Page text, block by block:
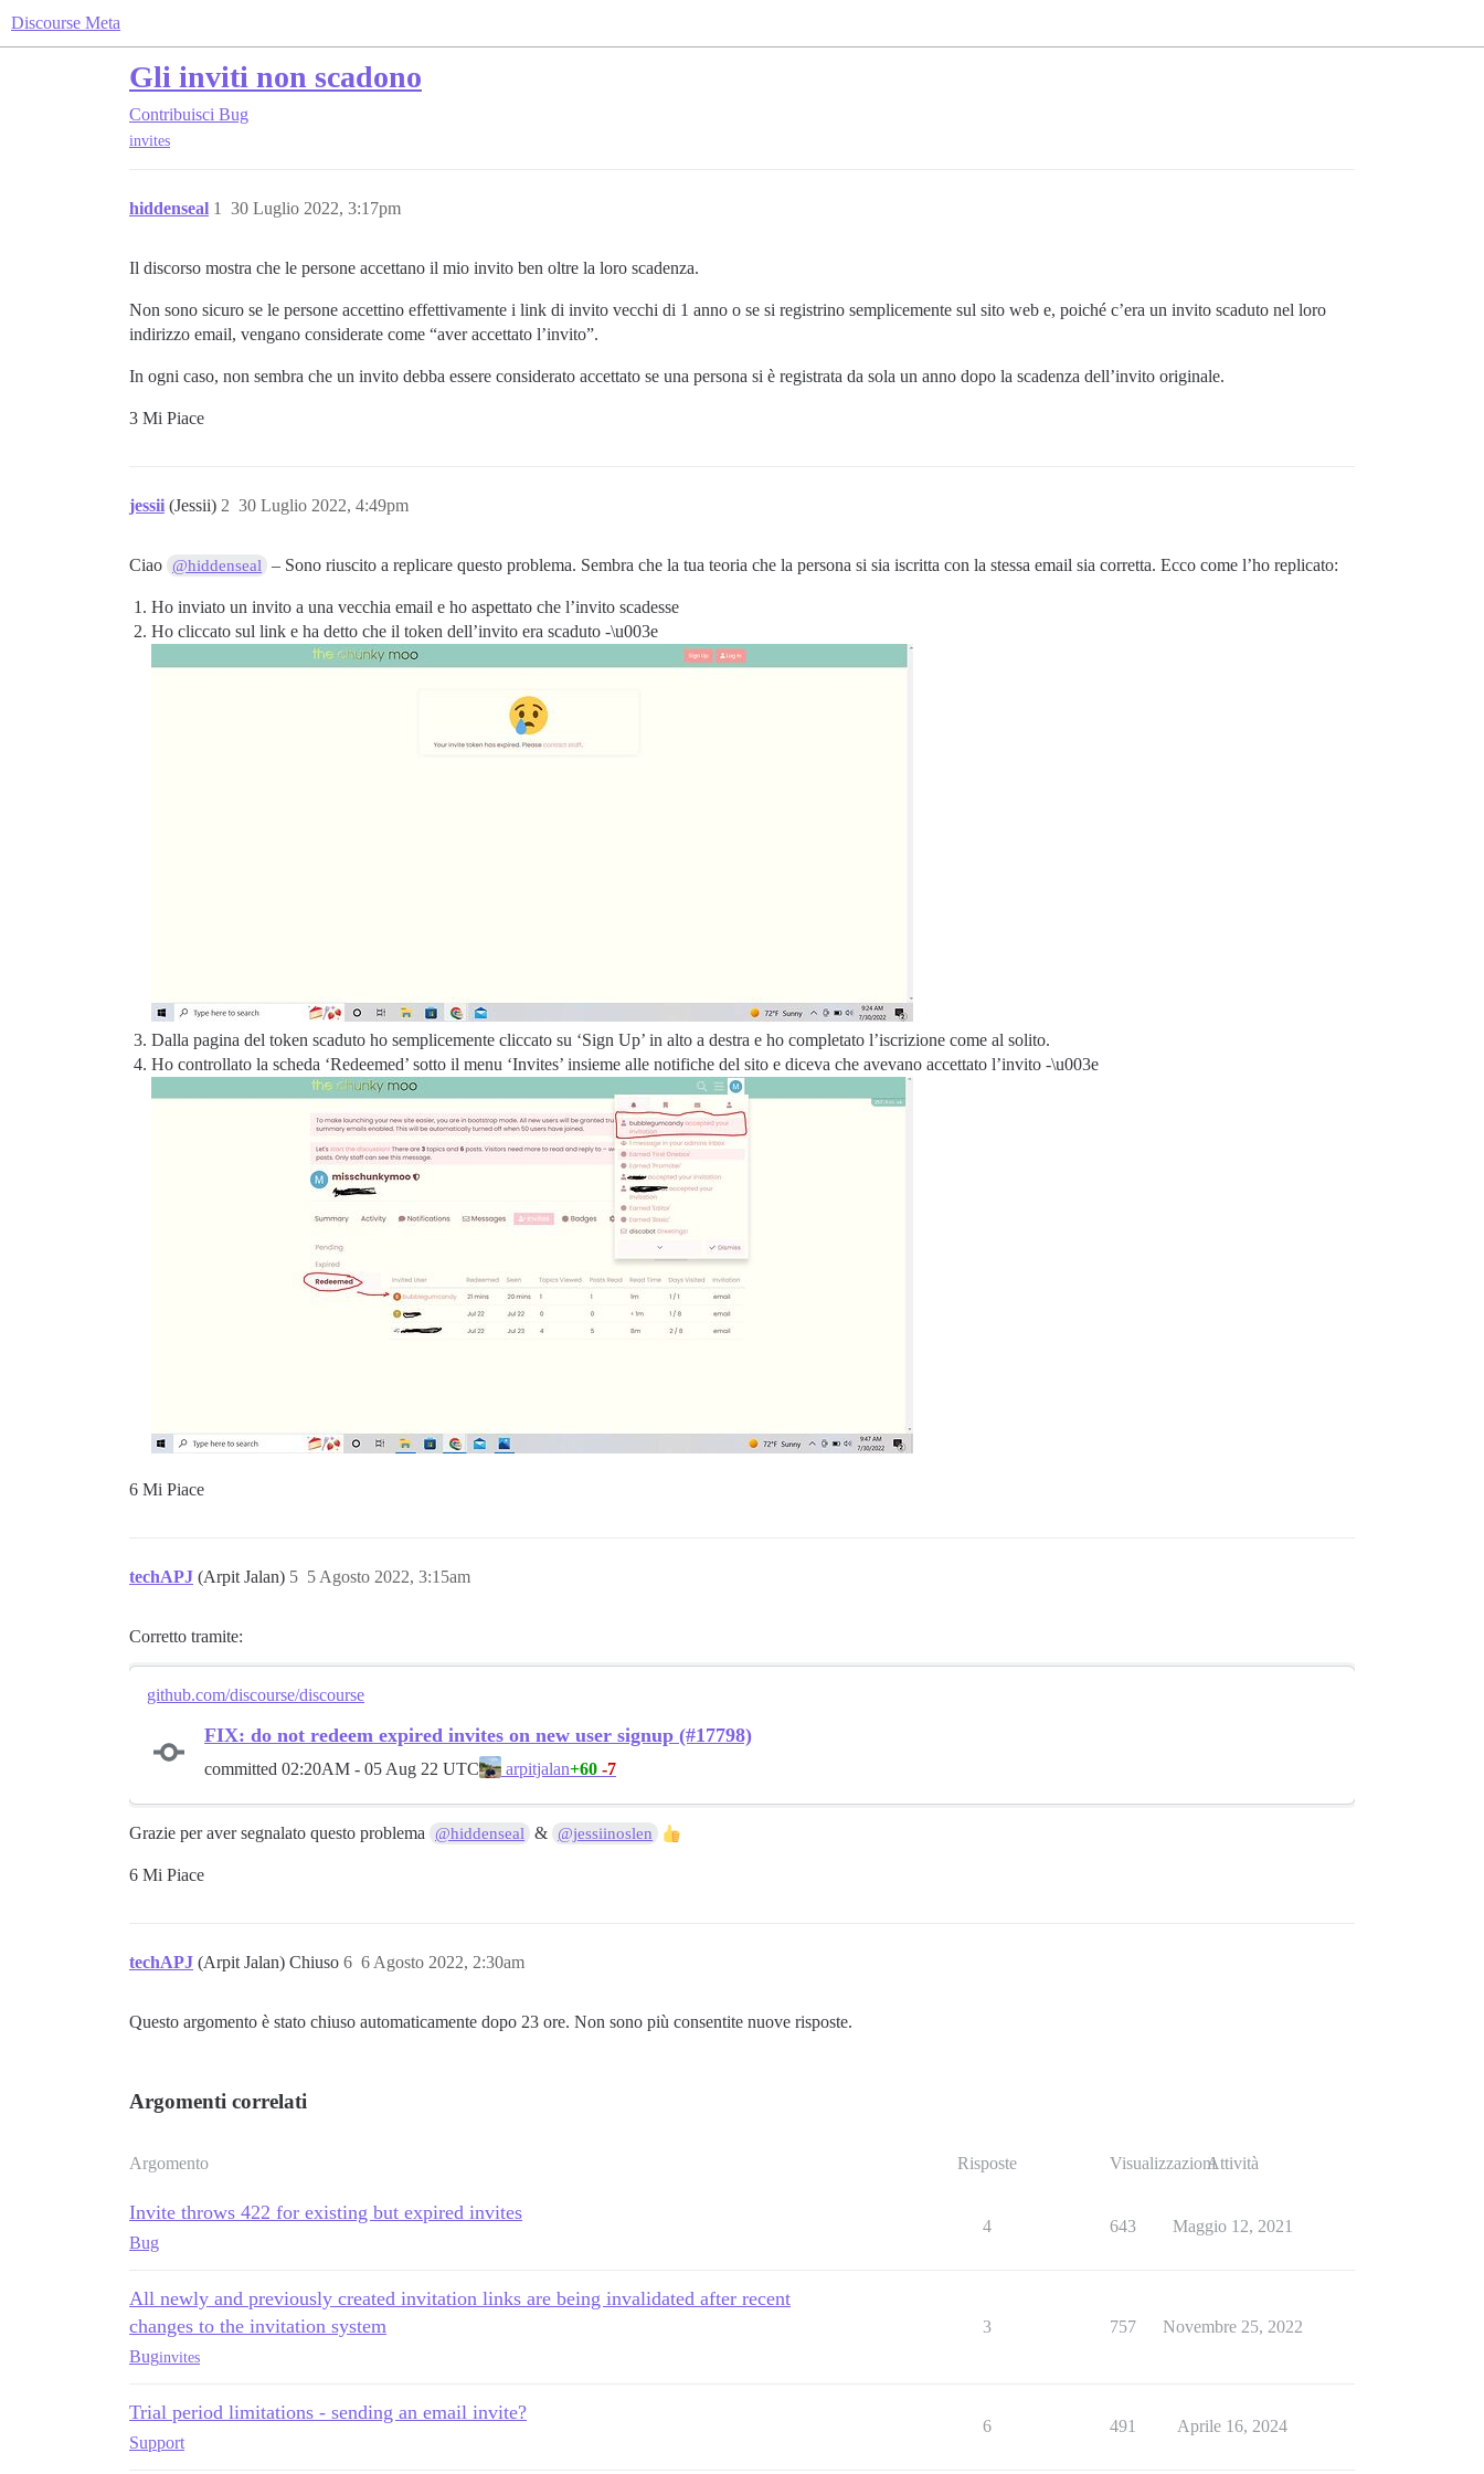
Discourse Meta
Gli inviti non scadono
Contribuisci Bug
invites
hiddenseal 30 Luglio 2022, 3:17pm
1
Il discorso mostra che le persone accettano il mio invito ben oltre la loro scadenza.
Non sono sicuro se le persone accettino effettivamente i link di invito vecchi di 1 anno o se si registrino semplicemente sul sito web e, poiché c’era un invito scaduto nel loro
indirizzo email, vengano considerate come “aver accettato l’invito”.
In ogni caso, non sembra che un invito debba essere considerato accettato se una persona si è registrata da sola un anno dopo la scadenza dell’invito originale.
3 Mi Piace
jessii (Jessii) 30 Luglio 2022, 4:49pm
2
Ciao @hiddenseal – Sono riuscito a replicare questo problema. Sembra che la tua teoria che la persona si sia iscritta con la stessa email sia corretta. Ecco come l’ho replicato:
Ho inviato un invito a una vecchia email e ho aspettato che l’invito scadesse
Ho cliccato sul link e ha detto che il token dell’invito era scaduto -\u003e
Dalla pagina del token scaduto ho semplicemente cliccato su ‘Sign Up’ in alto a destra e ho completato l’iscrizione come al solito.
Ho controllato la scheda ‘Redeemed’ sotto il menu ‘Invites’ insieme alle notifiche del sito e diceva che avevano accettato l’invito -\u003e
6 Mi Piace
techAPJ (Arpit Jalan) 5 Agosto 2022, 3:15am
5
Corretto tramite:
github.com/discourse/discourse
FIX: do not redeem expired invites on new user signup (#17798)
committed 02:20AM - 05 Aug 22 UTC arpitjalan+60 -7
Grazie per aver segnalato questo problema @hiddenseal & @jessiinoslen
6 Mi Piace
techAPJ (Arpit Jalan) Chiuso 6 Agosto 2022, 2:30am
6
Questo argomento è stato chiuso automaticamente dopo 23 ore. Non sono più consentite nuove risposte.
Argomenti correlati
Argomento Risposte VisualizzazioniAttività
Invite throws 422 for existing but expired invites
Bug
4 643 Maggio 12, 2021
All newly and previously created invitation links are being invalidated after recent
changes to the invitation system
Buginvites
3 757 Novembre 25, 2022
Trial period limitations - sending an email invite?
Support
6 491 Aprile 16, 2024